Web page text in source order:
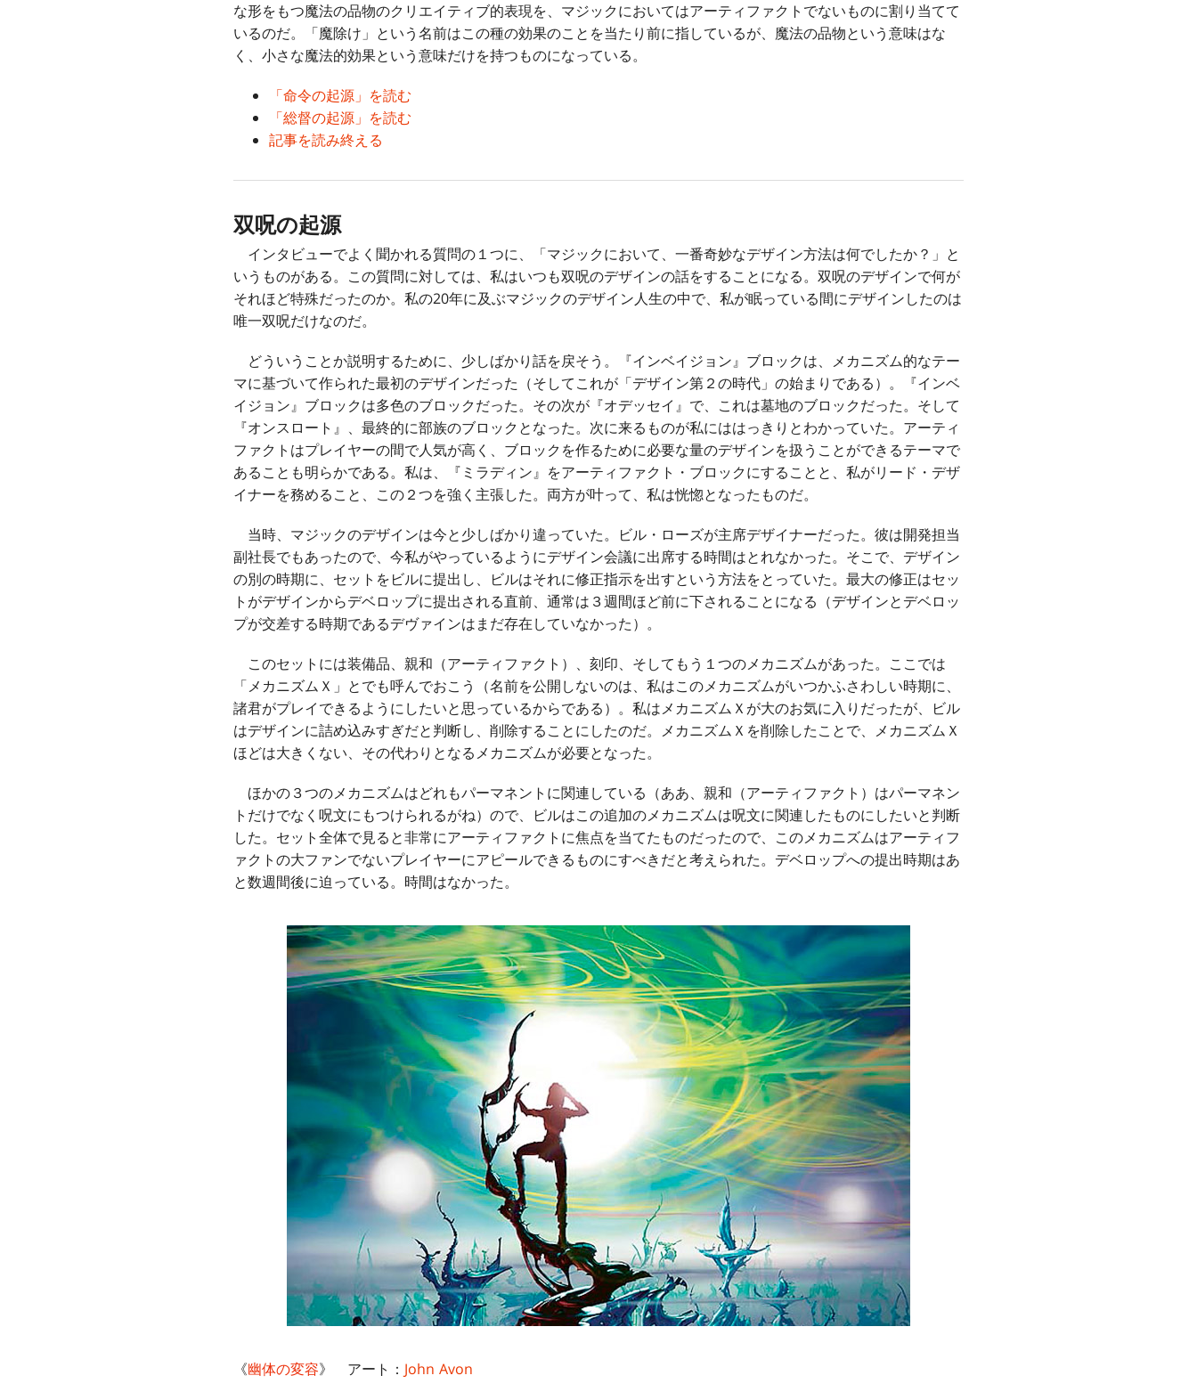
な形をもつ魔法の品物のクリエイティブ的表現を、マジックにおいてはアーティファクトでないものに割り当てて
いるのだ。「魔除け」という名前はこの種の効果のことを当たり前に指しているが、魔法の品物という意味はな
く、小さな魔法的効果という意味だけを持つものになっている。
「命令の起源」を読む
「総督の起源」を読む
記事を読み終える
双呪の起源
インタビューでよく聞かれる質問の１つに、「マジックにおいて、一番奇妙なデザイン方法は何でしたか？」と
いうものがある。この質問に対しては、私はいつも双呪のデザインの話をすることになる。双呪のデザインで何が
それほど特殊だったのか。私の20年に及ぶマジックのデザイン人生の中で、私が眠っている間にデザインしたのは
唯一双呪だけなのだ。
どういうことか説明するために、少しばかり話を戻そう。『インベイジョン』ブロックは、メカニズム的なテー
マに基づいて作られた最初のデザインだった（そしてこれが「デザイン第２の時代」の始まりである）。『インベ
イジョン』ブロックは多色のブロックだった。その次が『オデッセイ』で、これは墓地のブロックだった。そして
『オンスロート』、最終的に部族のブロックとなった。次に来るものが私にははっきりとわかっていた。アーティ
ファクトはプレイヤーの間で人気が高く、ブロックを作るために必要な量のデザインを扱うことができるテーマで
あることも明らかである。私は、『ミラディン』をアーティファクト・ブロックにすることと、私がリード・デザ
イナーを務めること、この２つを強く主張した。両方が叶って、私は恍惚となったものだ。
当時、マジックのデザインは今と少しばかり違っていた。ビル・ローズが主席デザイナーだった。彼は開発担当
副社長でもあったので、今私がやっているようにデザイン会議に出席する時間はとれなかった。そこで、デザイン
の別の時期に、セットをビルに提出し、ビルはそれに修正指示を出すという方法をとっていた。最大の修正はセッ
トがデザインからデベロップに提出される直前、通常は３週間ほど前に下されることになる（デザインとデベロッ
プが交差する時期であるデヴァインはまだ存在していなかった）。
このセットには装備品、親和（アーティファクト）、刻印、そしてもう１つのメカニズムがあった。ここでは
「メカニズムＸ」とでも呼んでおこう（名前を公開しないのは、私はこのメカニズムがいつかふさわしい時期に、
諸君がプレイできるようにしたいと思っているからである）。私はメカニズムＸが大のお気に入りだったが、ビル
はデザインに詰め込みすぎだと判断し、削除することにしたのだ。メカニズムＸを削除したことで、メカニズムＸ
ほどは大きくない、その代わりとなるメカニズムが必要となった。
ほかの３つのメカニズムはどれもパーマネントに関連している（ああ、親和（アーティファクト）はパーマネン
トだけでなく呪文にもつけられるがね）ので、ビルはこの追加のメカニズムは呪文に関連したものにしたいと判断
した。セット全体で見ると非常にアーティファクトに焦点を当てたものだったので、このメカニズムはアーティフ
ァクトの大ファンでないプレイヤーにアピールできるものにすべきだと考えられた。デベロップへの提出時期はあ
と数週間後に迫っている。時間はなかった。
《幽体の変容》 アート： John Avon